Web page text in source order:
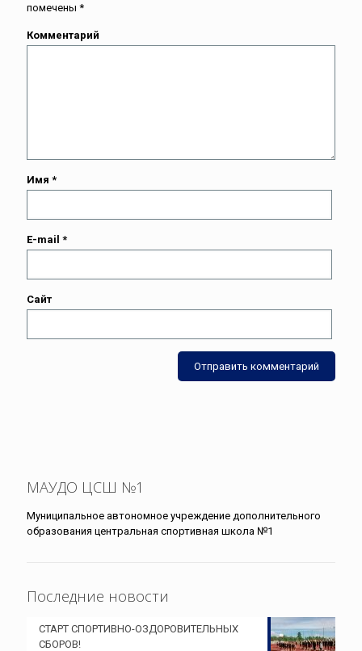
помечены *
Комментарий
Имя *
E-mail *
Сайт
МАУДО ЦСШ №1
Муниципальное автономное учреждение дополнительного
образования центральная спортивная школа №1
Последние новости
СТАРТ СПОРТИВНО-ОЗДОРОВИТЕЛЬНЫХ
СБОРОВ!